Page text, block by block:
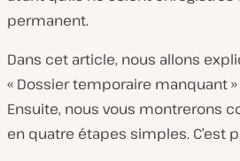
permanent.
Dans cet article, nous allons
« Dossier temporaire manquant
Ensuite, nous vous montrerons
en quatre étapes simples. C’est